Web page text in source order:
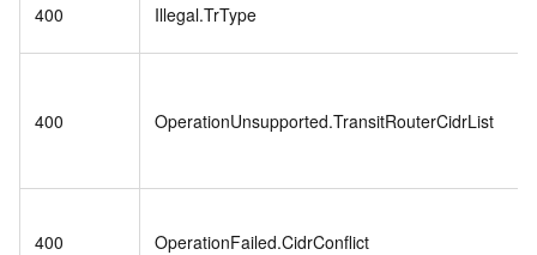
400 Illegal.TrType
400 OperationUnsupported.TransitRouterCidrList
400 OperationFailed.CidrConflict